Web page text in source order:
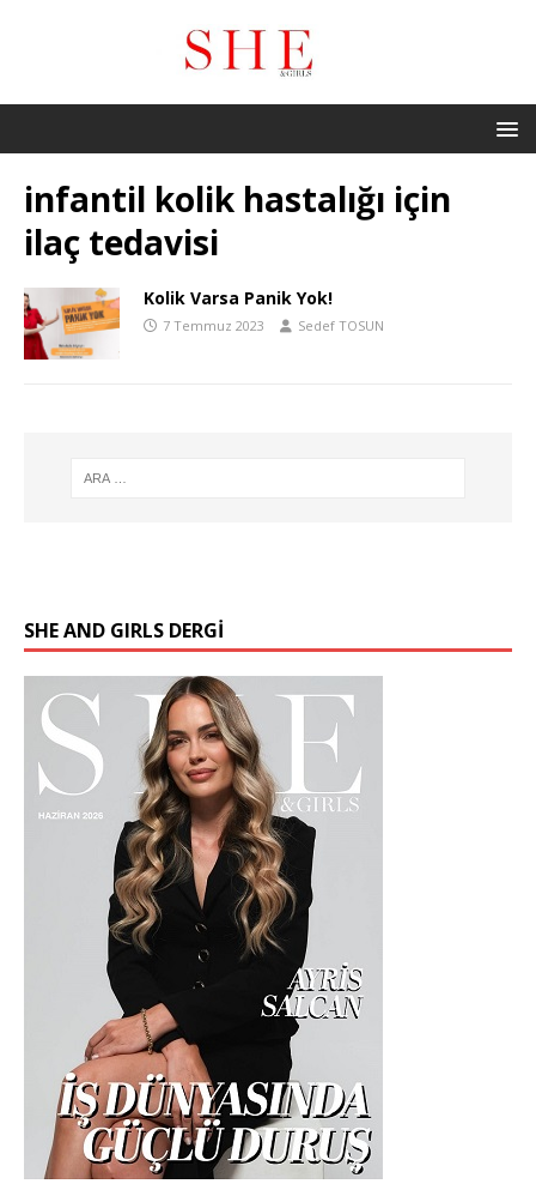
infantil kolik hastalığı için
ilaç tedavisi
Kolik Varsa Panik Yok!
7 Temmuz 2023 Sedef TOSUN
SHE AND GIRLS DERGİ